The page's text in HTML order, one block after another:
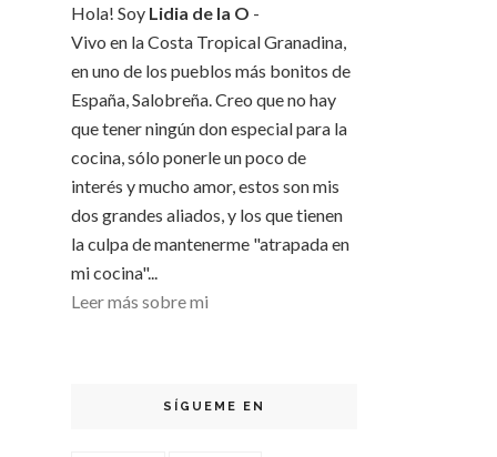
Hola! Soy Lidia de la O -
Vivo en la Costa Tropical Granadina,
en uno de los pueblos más bonitos de
España, Salobreña. Creo que no hay
que tener ningún don especial para la
cocina, sólo ponerle un poco de
interés y mucho amor, estos son mis
dos grandes aliados, y los que tienen
la culpa de mantenerme "atrapada en
mi cocina"...
Leer más sobre mi
SÍGUEME EN